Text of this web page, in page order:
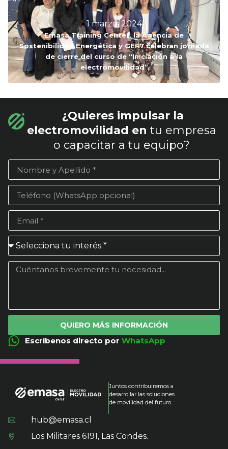
1 marzo, 2024
Emasa Training Center, la Agencia de
Sostenibilidad Energética y GEF7 celebran jornada
de cierre del curso de “Iniciación a la
electromovilidad”
¿Quieres impulsar la
electromovilidad en tu empresa
o capacitar a tu equipo?
QUIERO MÁS INFORMACIÓN
Escríbenos directo por WhatsApp
Juntos contribuiremos a
desarrollar las soluciones
de movilidad del futuro.
hub@emasa.cl
Los Militares 6191, Las Condes.